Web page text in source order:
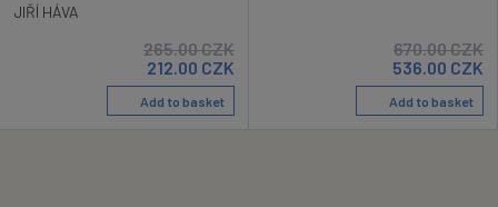
JIŘÍ HÁVA
265.00CZK
212.00 CZK
Add to basket
670.00CZK
536.00 CZK
Add to basket